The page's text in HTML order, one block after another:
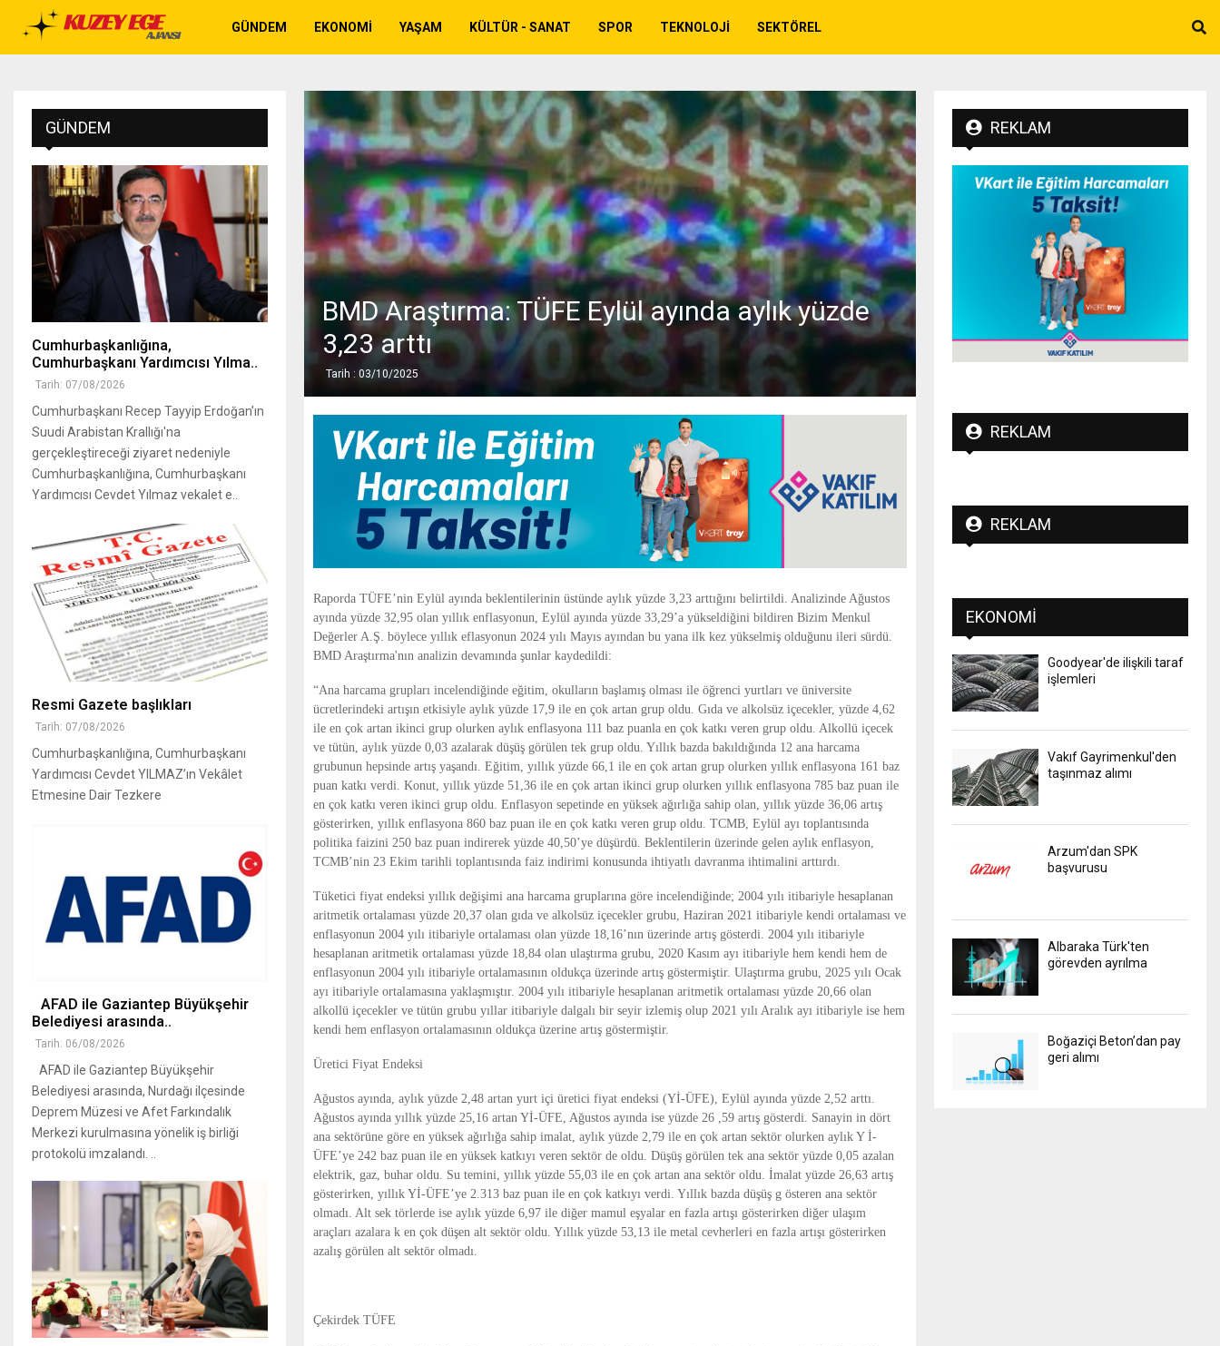
GÜNDEM EKONOMI YAŞAM KÜLTÜR - SANAT SPOR TEKNOLOJI SEKTÖREL
BMD Araştırma: TÜFE Eylül ayında aylık yüzde
3,23 arttı
Tarih : 03/10/2025
Raporda TÜFE’nin Eylül ayında beklentilerinin üstünde aylık yüzde 3,23 arttığını belirtildi. Analizinde Ağustos
ayında yüzde 32,95 olan yıllık enflasyonun, Eylül ayında yüzde 33,29’a yükseldiğini bildiren Bizim Menkul
Değerler A.Ş. böylece yıllık eflasyonun 2024 yılı Mayıs ayından bu yana ilk kez yükselmiş olduğunu ileri sürdü.
BMD Araştırma'nın analizin devamında şunlar kaydedildi:
“Ana harcama grupları incelendiğinde eğitim, okulların başlamış olması ile öğrenci yurtları ve üniversite
ücretlerindeki artışın etkisiyle aylık yüzde 17,9 ile en çok artan grup oldu. Gıda ve alkolsüz içecekler, yüzde 4,62
ile en çok artan ikinci grup olurken aylık enflasyona 111 baz puanla en çok katkı veren grup oldu. Alkollü içecek
ve tütün, aylık yüzde 0,03 azalarak düşüş görülen tek grup oldu. Yıllık bazda bakıldığında 12 ana harcama
grubunun hepsinde artış yaşandı. Eğitim, yıllık yüzde 66,1 ile en çok artan grup olurken yıllık enflasyona 161 baz
puan katkı verdi. Konut, yıllık yüzde 51,36 ile en çok artan ikinci grup olurken yıllık enflasyona 785 baz puan ile
en çok katkı veren ikinci grup oldu. Enflasyon sepetinde en yüksek ağırlığa sahip olan, yıllık yüzde 36,06 artış
gösterirken, yıllık enflasyona 860 baz puan ile en çok katkı veren grup oldu. TCMB, Eylül ayı toplantısında
politika faizini 250 baz puan indirerek yüzde 40,50’ye düşürdü. Beklentilerin üzerinde gelen aylık enflasyon,
TCMB’nin 23 Ekim tarihli toplantısında faiz indirimi konusunda ihtiyatlı davranma ihtimalini arttırdı.
Tüketici fiyat endeksi yıllık değişimi ana harcama gruplarına göre incelendiğinde; 2004 yılı itibariyle hesaplanan
aritmetik ortalaması yüzde 20,37 olan gıda ve alkolsüz içecekler grubu, Haziran 2021 itibariyle kendi ortalaması ve
enflasyonun 2004 yılı itibariyle ortalaması olan yüzde 18,16’nın üzerinde artış gösterdi. 2004 yılı itibariyle
hesaplanan aritmetik ortalaması yüzde 18,84 olan ulaştırma grubu, 2020 Kasım ayı itibariyle hem kendi hem de
enflasyonun 2004 yılı itibariyle ortalamasının oldukça üzerinde artış göstermiştir. Ulaştırma grubu, 2025 yılı Ocak
ayı itibariyle ortalamasına yaklaşmıştır. 2004 yılı itibariyle hesaplanan aritmetik ortalaması yüzde 20,66 olan
alkollü içecekler ve tütün grubu yıllar itibariyle dalgalı bir seyir izlemiş olup 2021 yılı Aralık ayı itibariyle ise hem
kendi hem enflasyon ortalamasının oldukça üzerine artış göstermiştir.
Üretici Fiyat Endeksi
Ağustos ayında, aylık yüzde 2,48 artan yurt içi üretici fiyat endeksi (Yİ-ÜFE), Eylül ayında yüzde 2,52 arttı.
Ağustos ayında yıllık yüzde 25,16 artan Yİ-ÜFE, Ağustos ayında ise yüzde 26 ,59 artış gösterdi. Sanayin in dört
ana sektörüne göre en yüksek ağırlığa sahip imalat, aylık yüzde 2,79 ile en çok artan sektör olurken aylık Y İ-
ÜFE’ye 242 baz puan ile en yüksek katkıyı veren sektör de oldu. Düşüş görülen tek ana sektör yüzde 0,05 azalan
elektrik, gaz, buhar oldu. Su temini, yıllık yüzde 55,03 ile en çok artan ana sektör oldu. İmalat yüzde 26,63 artış
gösterirken, yıllık Yİ-ÜFE’ye 2.313 baz puan ile en çok katkıyı verdi. Yıllık bazda düşüş g österen ana sektör
olmadı. Alt sek törlerde ise aylık yüzde 6,97 ile diğer mamul eşyalar en fazla artışı gösterirken diğer ulaşım
araçları azalara k en çok düşen alt sektör oldu. Yıllık yüzde 53,13 ile metal cevherleri en fazla artışı gösterirken
azalış görülen alt sektör olmadı.
Çekirdek TÜFE
GÜNDEM
Cumhurbaşkanlığına,
Cumhurbaşkanı Yardımcısı Yılma..
Tarih: 07/08/2026
Cumhurbaşkanı Recep Tayyip Erdoğan’ın
Suudi Arabistan Krallığı'na
gerçekleştireceği ziyaret nedeniyle
Cumhurbaşkanlığına, Cumhurbaşkanı
Yardımcısı Cevdet Yılmaz vekalet e..
Resmi Gazete başlıkları
Tarih: 07/08/2026
Cumhurbaşkanlığına, Cumhurbaşkanı
Yardımcısı Cevdet YILMAZ’ın Vekâlet
Etmesine Dair Tezkere
AFAD ile Gaziantep Büyükşehir
Belediyesi arasında..
Tarih: 06/08/2026
AFAD ile Gaziantep Büyükşehir
Belediyesi arasında, Nurdağı ilçesinde
Deprem Müzesi ve Afet Farkındalık
Merkezi kurulmasına yönelik iş birliği
protokolü imzalandı. ..
REKLAM
REKLAM
REKLAM
EKONOMI
Goodyear'de ilişkili taraf
işlemleri
Vakıf Gayrimenkul'den
taşınmaz alımı
Arzum'dan SPK
başvurusu
Albaraka Türk'ten
görevden ayrılma
Boğaziçi Beton’dan pay
geri alımı